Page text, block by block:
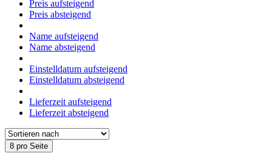
Preis aufsteigend
Preis absteigend
Name aufsteigend
Name absteigend
Einstelldatum aufsteigend
Einstelldatum absteigend
Lieferzeit aufsteigend
Lieferzeit absteigend
8 pro Seite